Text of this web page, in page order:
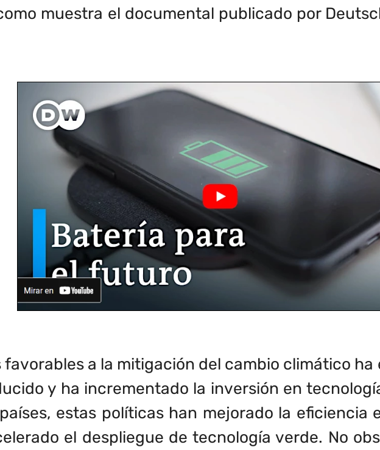
muestra el documental publicado por
favorables a la mitigación del cambio climático
y ha incrementado la inversión en
estas políticas han mejorado la eficiencia
el despliegue de tecnología verde. No